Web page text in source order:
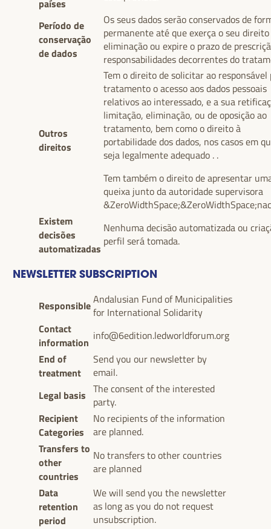
países
Período de
conservação
de dados
Os seus dados serão conservados de
permanente até que exerça o seu direito
eliminação ou expire o prazo de
responsabilidades decorrentes do
Outros
direitos
Tem o direito de solicitar ao responsável
tratamento o acesso aos dados pessoais
relativos ao interessado, e a sua
limitação, eliminação, ou de oposição ao
tratamento, bem como o direito à
portabilidade dos dados, nos casos em
seja legalmente adequado . .
Tem também o direito de apresentar
queixa junto da autoridade supervisora
Existem
decisões
automatizadas
Nenhuma decisão automatizada ou
perfil será tomada.
NEWSLETTER SUBSCRIPTION
ResponsibleAndalusian Fund of Municipalities
for International Solidarity
Contact
information info@6edition.ledworldforum.org
End of
treatment
Send you our newsletter by
email.
Legal basis The consent of the interested
party.
Recipient
Categories
No recipients of the information
are planned.
Transfers to
other
countries
No transfers to other countries
are planned
Data
retention
period
We will send you the newsletter
as long as you do not request
unsubscription.